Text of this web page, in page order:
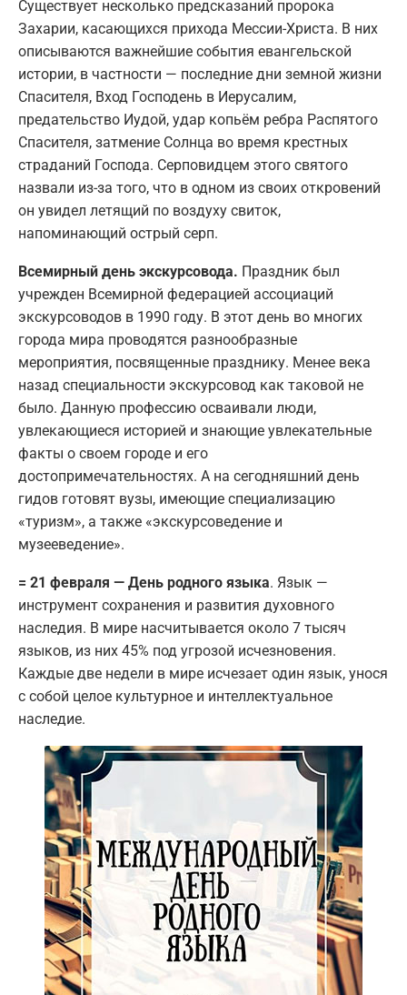
Существует несколько предсказаний пророка
Захарии, касающихся прихода Мессии-Христа. В них
описываются важнейшие события евангельской
истории, в частности — последние дни земной жизни
Спасителя, Вход Господень в Иерусалим,
предательство Иудой, удар копьём ребра Распятого
Спасителя, затмение Солнца во время крестных
страданий Господа. Серповидцем этого святого
назвали из-за того, что в одном из своих откровений
он увидел летящий по воздуху свиток,
напоминающий острый серп.
Всемирный день экскурсовода. Праздник был
учрежден Всемирной федерацией ассоциаций
экскурсоводов в 1990 году. В этот день во многих
города мира проводятся разнообразные
мероприятия, посвященные празднику. Менее века
назад специальности экскурсовод как таковой не
было. Данную профессию осваивали люди,
увлекающиеся историей и знающие увлекательные
факты о своем городе и его
достопримечательностях. А на сегодняшний день
гидов готовят вузы, имеющие специализацию
«туризм», а также «экскурсоведение и
музееведение».
= 21 февраля — День родного языка. Язык —
инструмент сохранения и развития духовного
наследия. В мире насчитывается около 7 тысяч
языков, из них 45% под угрозой исчезновения.
Каждые две недели в мире исчезает один язык, унося
с собой целое культурное и интеллектуальное
наследие.